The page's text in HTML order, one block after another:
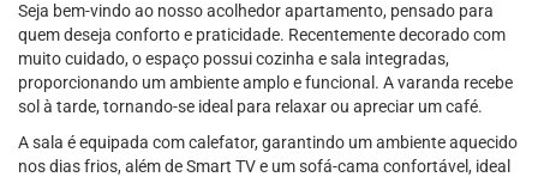
Seja bem-vindo ao nosso acolhedor apartamento, pensado para
quem deseja conforto e praticidade. Recentemente decorado com
muito cuidado, o espaço possui cozinha e sala integradas,
proporcionando um ambiente amplo e funcional. A varanda recebe
sol à tarde, tornando-se ideal para relaxar ou apreciar um café.
A sala é equipada com calefator, garantindo um ambiente aquecido
nos dias frios, além de Smart TV e um sofá-cama confortável, ideal